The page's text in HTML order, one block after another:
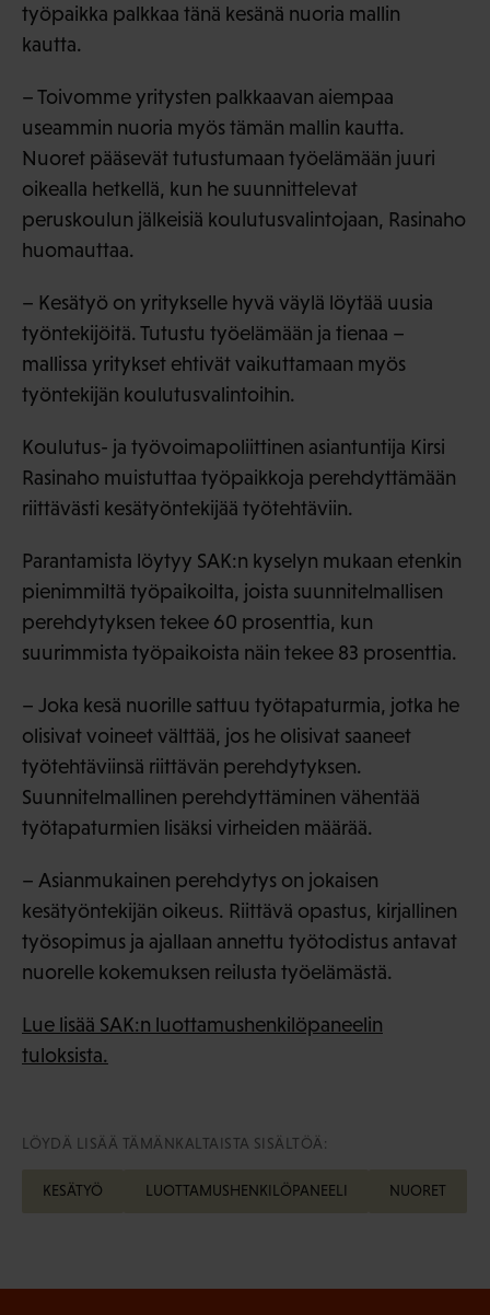
työpaikka palkkaa tänä kesänä nuoria mallin
kautta.
– Toivomme yritysten palkkaavan aiempaa
useammin nuoria myös tämän mallin kautta.
Nuoret pääsevät tutustumaan työelämään juuri
oikealla hetkellä, kun he suunnittelevat
peruskoulun jälkeisiä koulutusvalintojaan, Rasinaho
huomauttaa.
– Kesätyö on yritykselle hyvä väylä löytää uusia
työntekijöitä. Tutustu työelämään ja tienaa –
mallissa yritykset ehtivät vaikuttamaan myös
työntekijän koulutusvalintoihin.
Koulutus- ja työvoimapoliittinen asiantuntija Kirsi
Rasinaho muistuttaa työpaikkoja perehdyttämään
riittävästi kesätyöntekijää työtehtäviin.
Parantamista löytyy SAK:n kyselyn mukaan etenkin
pienimmiltä työpaikoilta, joista suunnitelmallisen
perehdytyksen tekee 60 prosenttia, kun
suurimmista työpaikoista näin tekee 83 prosenttia.
– Joka kesä nuorille sattuu työtapaturmia, jotka he
olisivat voineet välttää, jos he olisivat saaneet
työtehtäviinsä riittävän perehdytyksen.
Suunnitelmallinen perehdyttäminen vähentää
työtapaturmien lisäksi virheiden määrää.
– Asianmukainen perehdytys on jokaisen
kesätyöntekijän oikeus. Riittävä opastus, kirjallinen
työsopimus ja ajallaan annettu työtodistus antavat
nuorelle kokemuksen reilusta työelämästä.
Lue lisää SAK:n luottamushenkilöpaneelin
tuloksista.
LÖYDÄ LISÄÄ TÄMÄNKALTAISTA SISÄLTÖÄ:
KESÄTYÖ LUOTTAMUSHENKILÖPANEELI NUORET